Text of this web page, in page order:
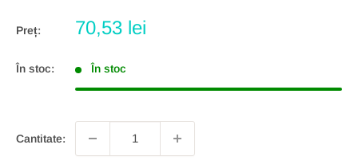
Preț:
Preț
70,53 lei
În stoc: În stoc
Cantitate: